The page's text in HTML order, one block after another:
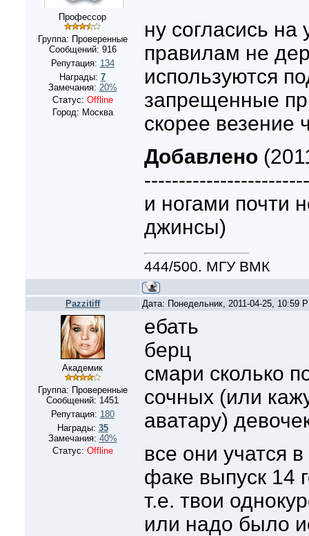
Профессор
Группа: Проверенные
Сообщений: 916
Репутация: 134
Награды: 7
Замечания: 20%
Статус: Offline
Город: Москва
ну согласись на
правилам не
используются
запрещенные
скорее везение
Добавлено
и ногами почти
джинсы)
444/500. МГУ ВМК
Pazzitiff Дата: Понедельник, 2011-04-25, 10:59
Академик
Группа: Проверенные
Сообщений: 1451
Репутация: 180
Награды: 35
Замечания: 40%
Статус: Offline
ебать
берц
смари сколько
сочных (или
аватару)
все они учатся
факе выпуск 14
т.е. твои
или надо было